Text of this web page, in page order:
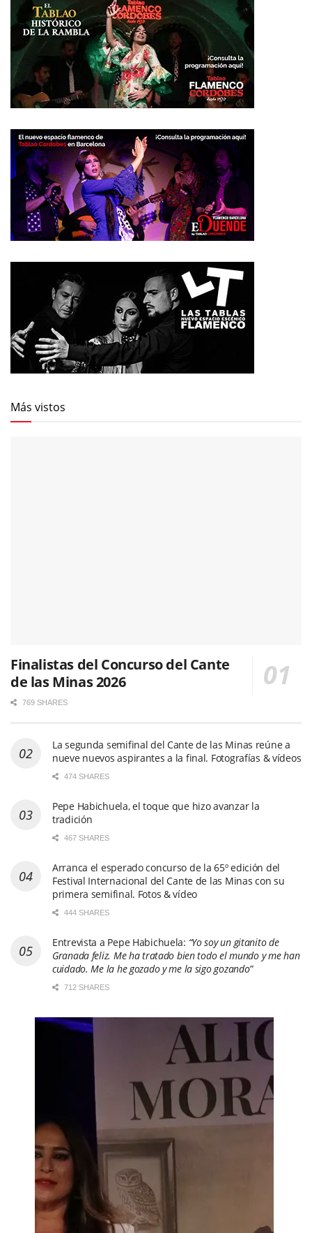
Más vistos
Finalistas del Concurso del Cante
de las Minas 2026
769 SHARES
La segunda semifinal del Cante de las Minas reúne a
nueve nuevos aspirantes a la final. Fotografías & vídeos
474 SHARES
Pepe Habichuela, el toque que hizo avanzar la
tradición
467 SHARES
Arranca el esperado concurso de la 65º edición del
Festival Internacional del Cante de las Minas con su
primera semifinal. Fotos & vídeo
444 SHARES
Entrevista a Pepe Habichuela: “Yo soy un gitanito de
Granada feliz. Me ha tratado bien todo el mundo y me han
cuidado. Me la he gozado y me la sigo gozando”
712 SHARES